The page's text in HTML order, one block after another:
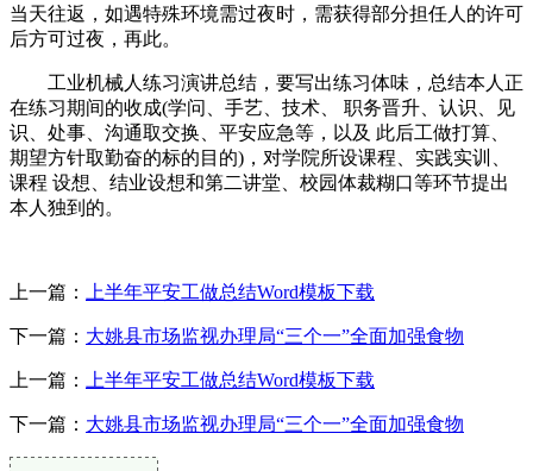
当天往返，如遇特殊环境需过夜时，需获得部分担任人的许可
后方可过夜，再此。
工业机械人练习演讲总结，要写出练习体味，总结本人正
在练习期间的收成(学问、手艺、技术、 职务晋升、认识、见
识、处事、沟通取交换、平安应急等，以及 此后工做打算、
期望方针取勤奋的标的目的)，对学院所设课程、实践实训、
课程 设想、结业设想和第二讲堂、校园体裁糊口等环节提出
本人独到的。
上一篇： 上半年平安工做总结Word模板下载
下一篇： 大姚县市场监视办理局“三个一”全面加强食物
上一篇： 上半年平安工做总结Word模板下载
下一篇： 大姚县市场监视办理局“三个一”全面加强食物